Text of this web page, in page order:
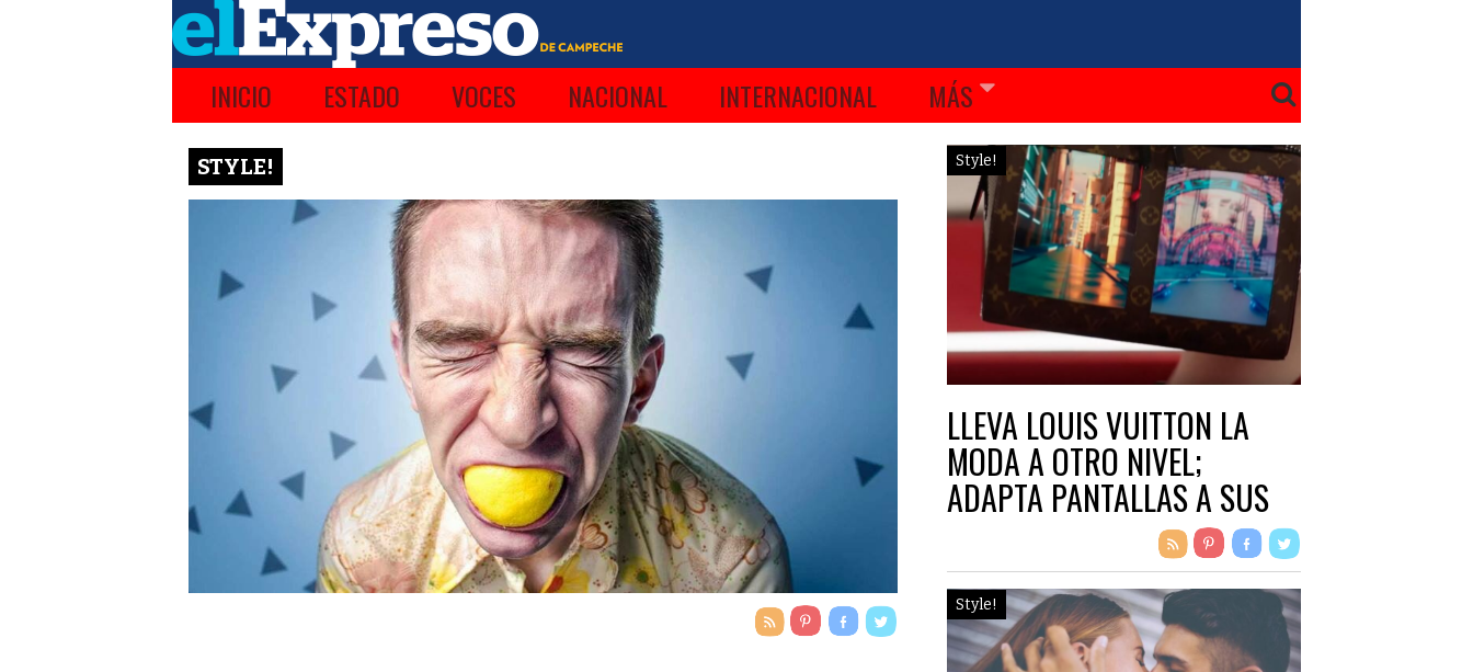
INICIO ESTADO VOCES NACIONAL INTERNACIONAL MÁS
STYLE! Style!
LLEVA LOUIS VUITTON LA
MODA A OTRO NIVEL;
ADAPTA PANTALLAS A SUS
Style!